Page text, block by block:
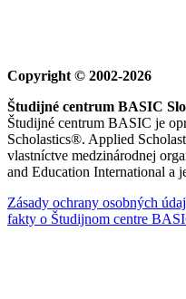
Copyright © 2002-2026
Študijné centrum BASIC
Študijné centrum BASIC je
Scholastics®. Applied
vlastníctve medzinárodnej
and Education International a
Zásady ochrany osobných
fakty o Študijnom centre